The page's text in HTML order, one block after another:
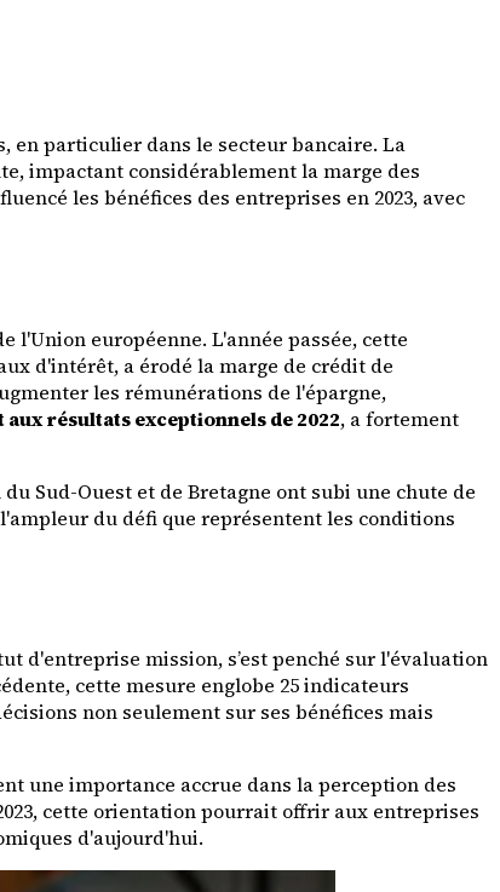
en particulier dans le secteur bancaire. La
impactant considérablement la marge des
les bénéfices des entreprises en 2023, avec
l'Union européenne. L'année passée, cette
d'intérêt, a érodé la marge de crédit de
les rémunérations de l'épargne,
résultats exceptionnels de 2022, a fortement
Sud-Ouest et de Bretagne ont subi une chute de
du défi que représentent les conditions
d'entreprise mission, s’est penché sur l'évaluation
cette mesure englobe 25 indicateurs
non seulement sur ses bénéfices mais
une importance accrue dans la perception des
cette orientation pourrait offrir aux entreprises
d'aujourd'hui.